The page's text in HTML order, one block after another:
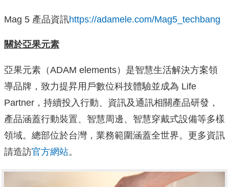
Mag 5 產品資訊https://adamele.com/Mag5_techbang
關於亞果元素
亞果元素（ADAM elements）是智慧生活解決方案領
導品牌，致力提昇用戶數位科技體驗並成為 Life
Partner，持續投入行動、資訊及通訊相關產品研發，
產品涵蓋行動裝置、智慧周邊、智慧穿戴式設備等多樣
領域。總部位於台灣，業務範圍涵蓋全世界。更多資訊
請造訪官方網站。